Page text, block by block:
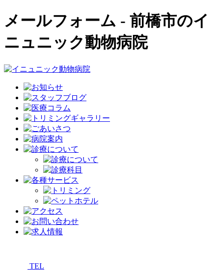
メールフォーム - 前橋市のイ
ニュニック動物病院
TEL